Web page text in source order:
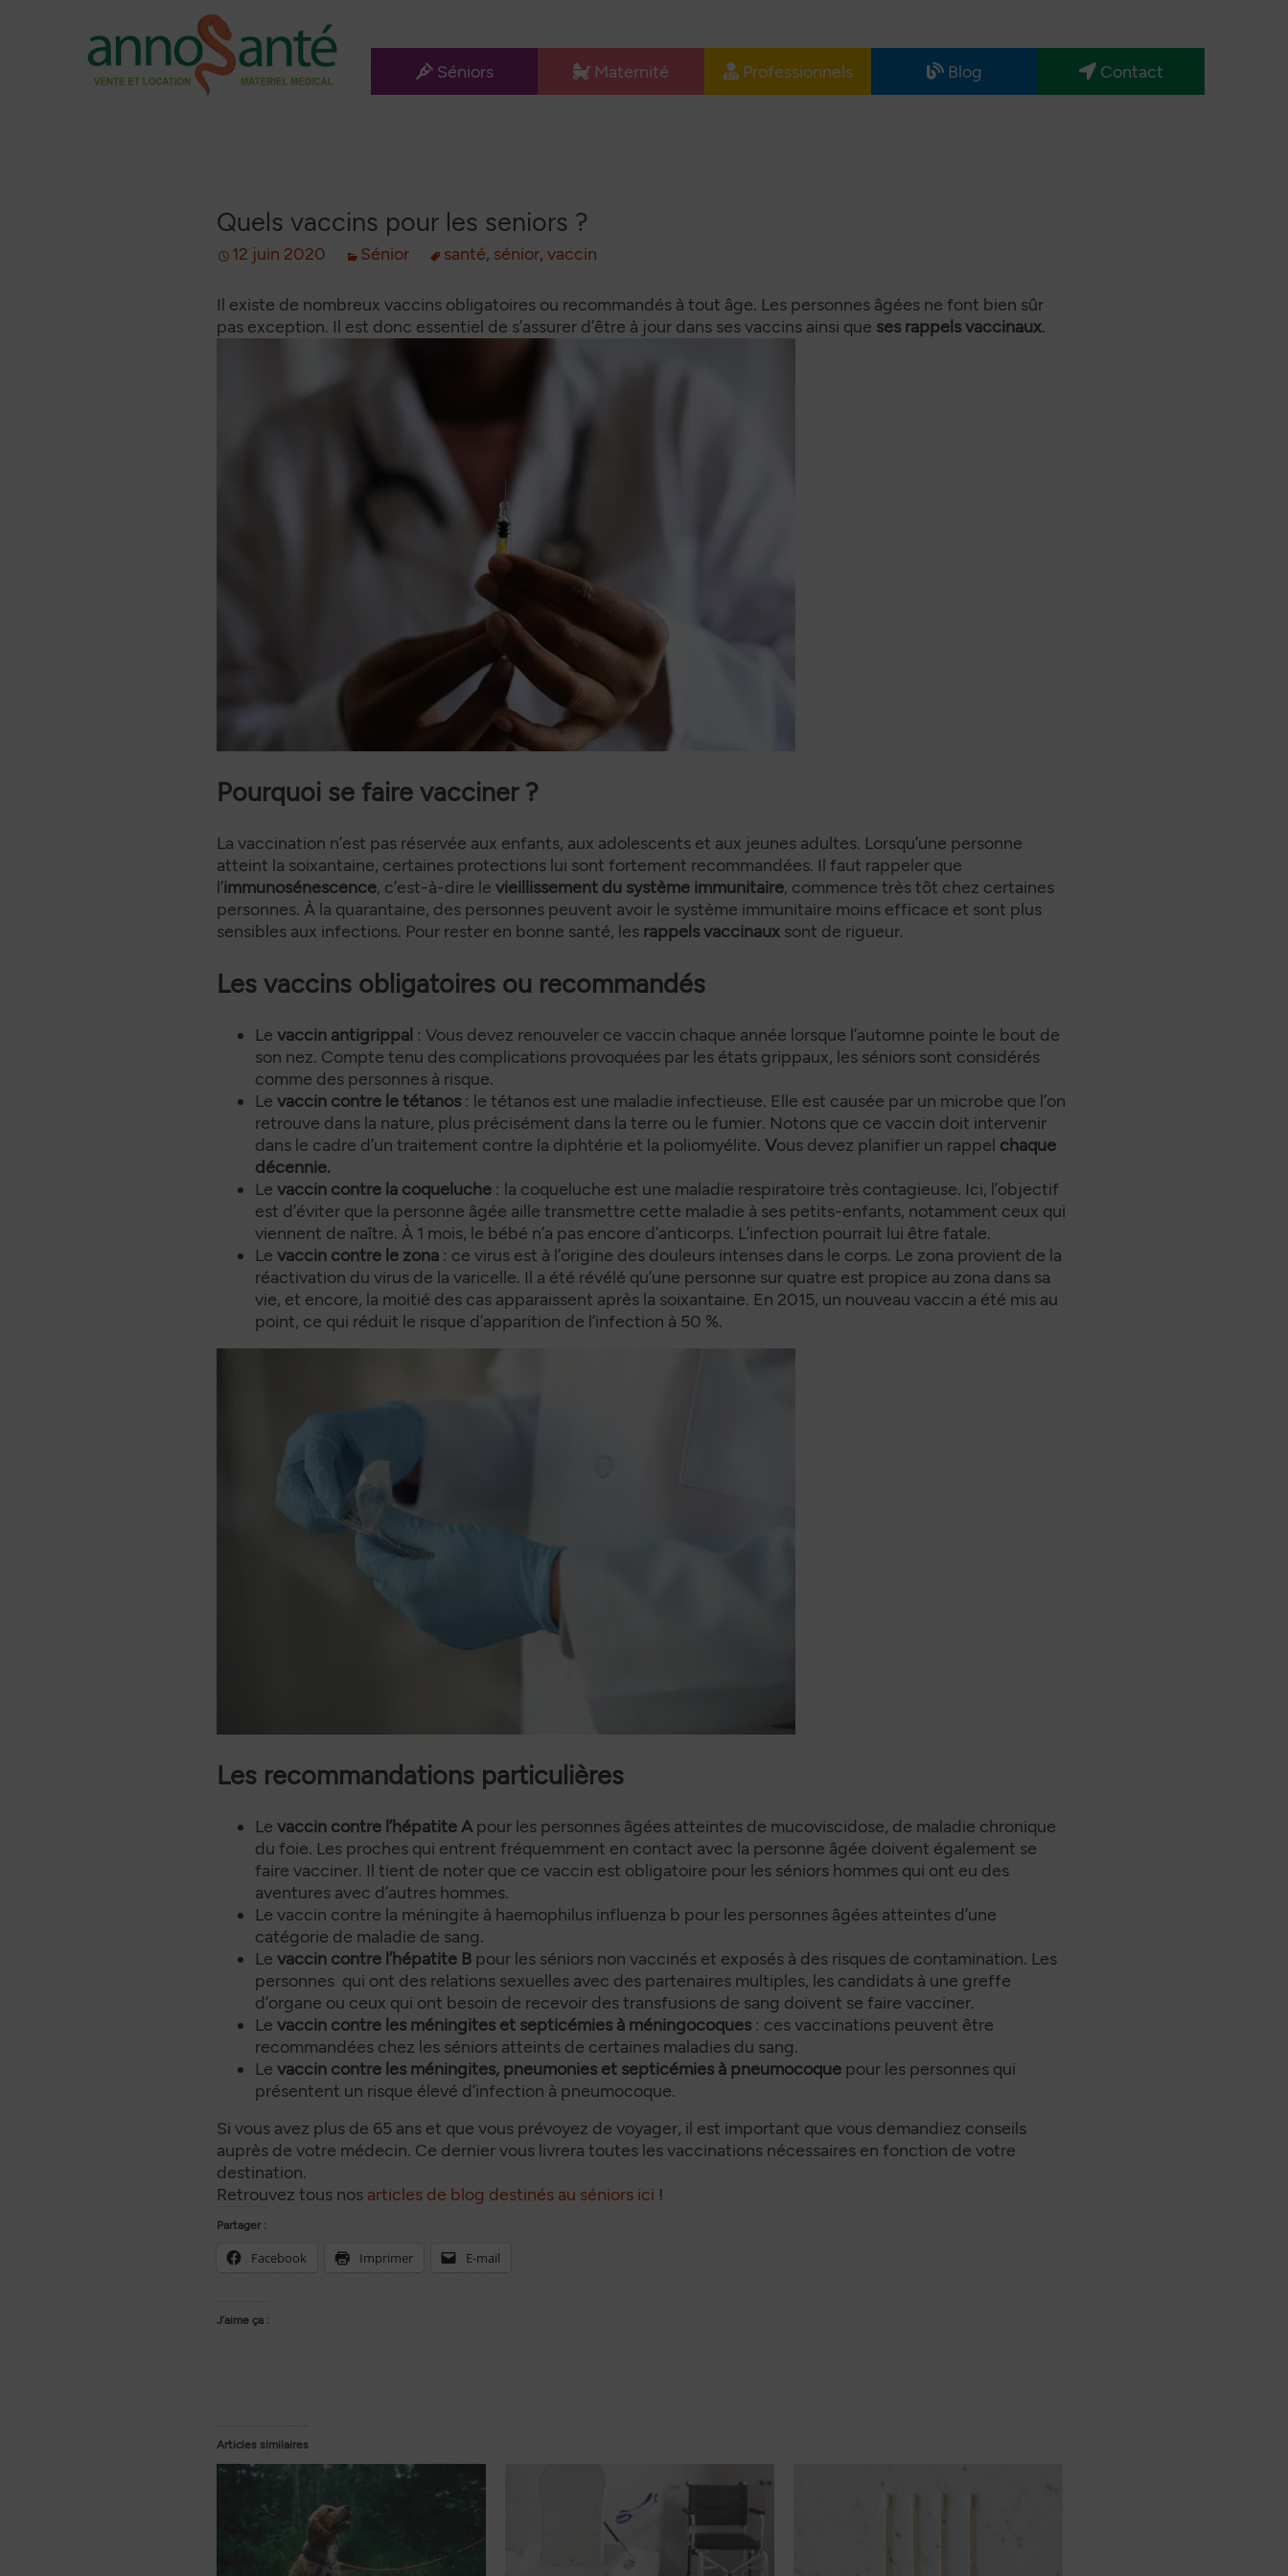
contenu
Séniors
Mobilier
roulant
Les services
Incontinence
adulte
Documentation
Maternité
Les couches
Happy
Professionnels Blog Contact
Quels vaccins pour les seniors ?
12 juin 2020 Sénior santé, sénior, vaccin
Il existe de nombreux vaccins obligatoires ou recommandés à tout âge. Les personnes âgées ne font bien sûr
pas exception. Il est donc essentiel de s’assurer d’être à jour dans ses vaccins ainsi que ses rappels vaccinaux.
Pourquoi se faire vacciner ?
La vaccination n’est pas réservée aux enfants, aux adolescents et aux jeunes adultes. Lorsqu’une personne
atteint la soixantaine, certaines protections lui sont fortement recommandées. Il faut rappeler que
l’immunosénescence, c’est-à-dire le vieillissement du système immunitaire, commence très tôt chez certaines
personnes. À la quarantaine, des personnes peuvent avoir le système immunitaire moins efficace et sont plus
sensibles aux infections. Pour rester en bonne santé, les rappels vaccinaux sont de rigueur.
Les vaccins obligatoires ou recommandés
Le vaccin antigrippal : Vous devez renouveler ce vaccin chaque année lorsque l’automne pointe le bout de
son nez. Compte tenu des complications provoquées par les états grippaux, les séniors sont considérés
comme des personnes à risque.
Le vaccin contre le tétanos: le tétanos est une maladie infectieuse. Elle est causée par un microbe que l’on
retrouve dans la nature, plus précisément dans la terre ou le fumier. Notons que ce vaccin doit intervenir
dans le cadre d’un traitement contre la diphtérie et la poliomyélite. Vous devez planifier un rappel chaque
décennie.
Le vaccin contre la coqueluche : la coqueluche est une maladie respiratoire très contagieuse. Ici, l’objectif
est d’éviter que la personne âgée aille transmettre cette maladie à ses petits-enfants, notamment ceux qui
viennent de naître. À 1 mois, le bébé n’a pas encore d’anticorps. L’infection pourrait lui être fatale.
Le vaccin contre le zona : ce virus est à l’origine des douleurs intenses dans le corps. Le zona provient de la
réactivation du virus de la varicelle. Il a été révélé qu’une personne sur quatre est propice au zona dans sa
vie, et encore, la moitié des cas apparaissent après la soixantaine. En 2015, un nouveau vaccin a été mis au
point, ce qui réduit le risque d’apparition de l’infection à 50 %.
Les recommandations particulières
Le vaccin contre l’hépatite Apour les personnes âgées atteintes de mucoviscidose, de maladie chronique
du foie. Les proches qui entrent fréquemment en contact avec la personne âgée doivent également se
faire vacciner. Il tient de noter que ce vaccin est obligatoire pour les séniors hommes qui ont eu des
aventures avec d’autres hommes.
Le vaccin contre la méningite à haemophilus influenza b pour les personnes âgées atteintes d’une
catégorie de maladie de sang.
Le vaccin contre l’hépatite B pour les séniors non vaccinés et exposés à des risques de contamination. Les
personnes qui ont des relations sexuelles avec des partenaires multiples, les candidats à une greffe
d’organe ou ceux qui ont besoin de recevoir des transfusions de sang doivent se faire vacciner.
Le vaccin contre les méningites et septicémies à méningocoques : ces vaccinations peuvent être
recommandées chez les séniors atteints de certaines maladies du sang.
Le vaccin contre les méningites, pneumonies et septicémies à pneumocoque pour les personnes qui
présentent un risque élevé d’infection à pneumocoque.
Si vous avez plus de 65 ans et que vous prévoyez de voyager, il est important que vous demandiez conseils
auprès de votre médecin. Ce dernier vous livrera toutes les vaccinations nécessaires en fonction de votre
destination.
Retrouvez tous nos articles de blog destinés au séniors ici !
Partager :
Facebook Imprimer E-mail
J’aime ça :
Articles similaires